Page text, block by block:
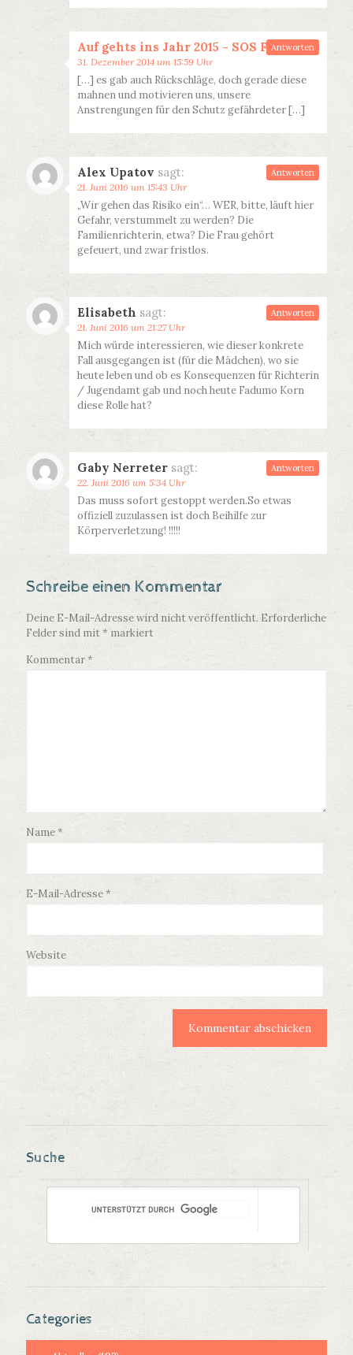
Auf gehts ins Jahr 2015 - SOS FGM sagt:
31. Dezember 2014 um 15:59 Uhr
[…] es gab auch Rückschläge, doch gerade diese
mahnen und motivieren uns, unsere
Anstrengungen für den Schutz gefährdeter […]
Antworten
Alex Upatov sagt:
21. Juni 2016 um 15:43 Uhr
„Wir gehen das Risiko ein“… WER, bitte, läuft hier
Gefahr, verstummelt zu werden? Die
Familienrichterin, etwa? Die Frau gehört
gefeuert, und zwar fristlos.
Antworten
Elisabeth sagt:
21. Juni 2016 um 21:27 Uhr
Mich würde interessieren, wie dieser konkrete
Fall ausgegangen ist (für die Mädchen), wo sie
heute leben und ob es Konsequenzen für Richterin
/ Jugendamt gab und noch heute Fadumo Korn
diese Rolle hat?
Antworten
Gaby Nerreter sagt:
22. Juni 2016 um 5:34 Uhr
Das muss sofort gestoppt werden.So etwas
offiziell zuzulassen ist doch Beihilfe zur
Körperverletzung! !!!!!
Antworten
Schreibe einen Kommentar
Deine E-Mail-Adresse wird nicht veröffentlicht. Erforderliche
Felder sind mit* markiert
Kommentar*
Name*
E-Mail-Adresse*
Website
Suche
Categories